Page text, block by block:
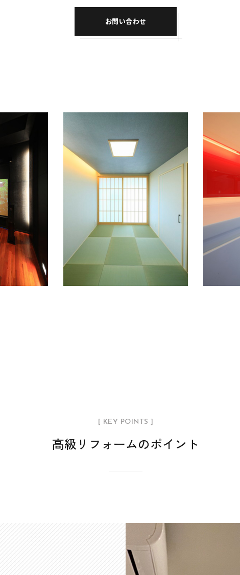
お問い合わせ
[ KEY POINTS ]
高級リフォームのポイント